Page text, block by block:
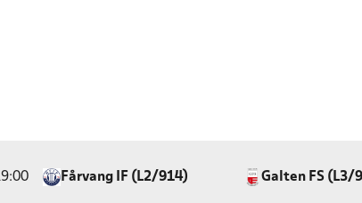
Fårvang IF (L2/914) Galten FS (L3/